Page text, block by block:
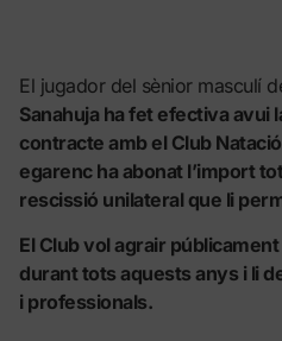
El jugador del sènior masculí
Sanahuja ha fet efectiva avui
contracte amb el Club
egarenc ha abonat l’import
rescissió unilateral que li
El Club vol agrair
durant tots aquests anys i li
i professionals.